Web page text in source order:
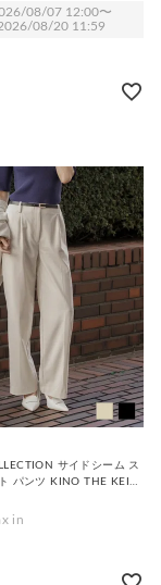
08/07 12:00〜
08/20 11:59
サイドシーム ス
パンツ KINO THE KEI
0166【1】